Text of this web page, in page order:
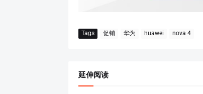
Tags 促销 华为 huawei nova 4
延伸阅读